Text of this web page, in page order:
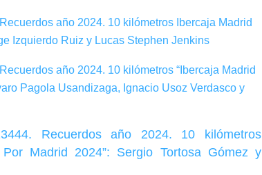
año 2024. 10 kilómetros Ibercaja Madrid
Izquierdo Ruiz y Lucas Stephen Jenkins
año 2024. 10 kilómetros “Ibercaja Madrid
Pagola Usandizaga, Ignacio Usoz Verdasco y
Recuerdos año 2024. 10 kilómetros
Madrid 2024”: Sergio Tortosa Gómez y